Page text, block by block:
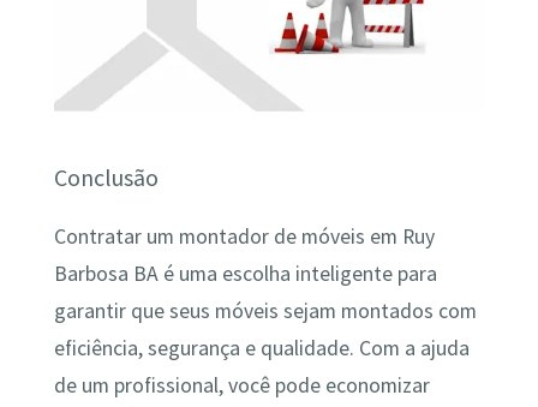
Conclusão
Contratar um montador de móveis em Ruy
Barbosa BA é uma escolha inteligente para
garantir que seus móveis sejam montados com
eficiência, segurança e qualidade. Com a ajuda
de um profissional, você pode economizar